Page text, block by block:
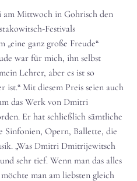
am Mittwoch in Gohrisch den
Festivals
„eine ganz große Freude“
war für mich, ihn selbst
Lehrer, aber es ist so
ist.“ Mit diesem Preis seien auch
das Werk von Dmitri
Er hat schließlich sämtliche
Sinfonien, Opern, Ballette, die
„Was Dmitri Dmitrijewitsch
sehr tief. Wenn man das alles
man am liebsten gleich